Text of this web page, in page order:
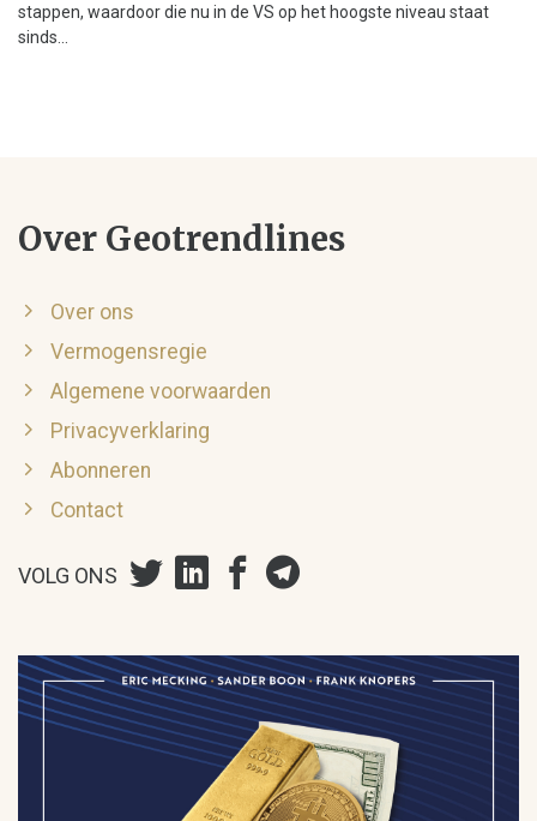
stappen, waardoor die nu in de VS op het hoogste niveau staat
sinds...
Over Geotrendlines
Over ons
Vermogensregie
Algemene voorwaarden
Privacyverklaring
Abonneren
Contact
VOLG ONS